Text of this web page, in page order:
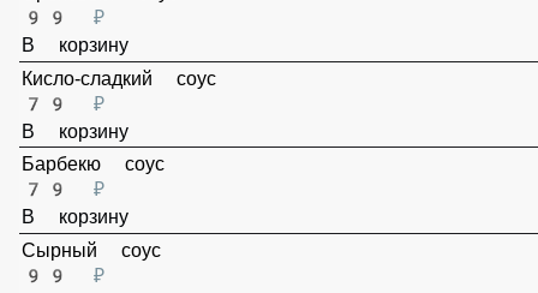
Ореховый соус
99 ₽
В корзину
Кисло-сладкий соус
79 ₽
В корзину
Барбекю соус
79 ₽